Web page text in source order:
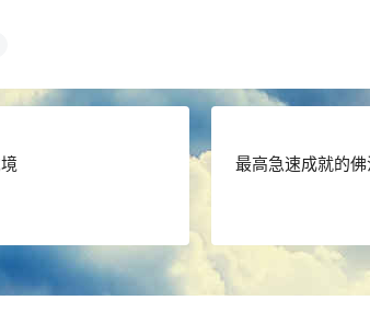
最高急速成就的